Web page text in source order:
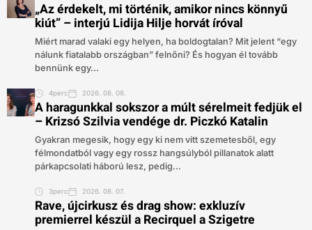
„Az érdekelt, mi történik, amikor nincs könnyű
kiút” – interjú Lidija Hilje horvát íróval
Miért marad valaki egy helyen, ha boldogtalan? Mit jelent “egy
nálunk fiatalabb országban” felnőni? És hogyan él tovább
bennünk egy...
4perc 2026. 08. 08.
A haragunkkal sokszor a múlt sérelmeit fedjük el
– Krizsó Szilvia vendége dr. Piczkó Katalin
Gyakran megesik, hogy egy ki nem vitt szemetesből, egy
félmondatból vagy egy rossz hangsúlyból pillanatok alatt
párkapcsolati háború lesz, pedig...
3perc 2026. 08. 07.
Rave, újcirkusz és drag show: exkluzív
premierrel készül a Recirquel a Szigetre